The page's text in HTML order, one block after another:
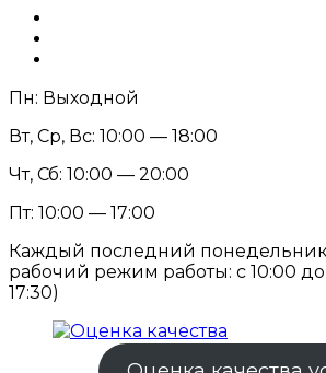
Пн: Выходной
Вт, Ср, Вс: 10:00 — 18:00
Чт, Сб: 10:00 — 20:00
Пт: 10:00 — 17:00
Каждый последний
рабочий режим работы: с 10:00 до
17:30)